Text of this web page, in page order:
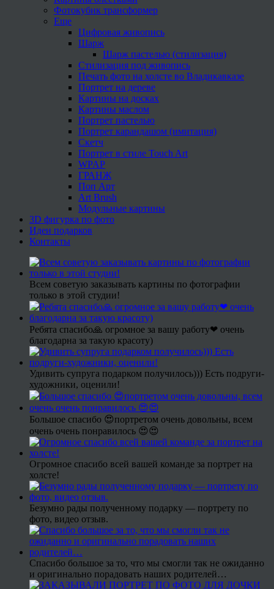
Фотокубик трансформер
Еще
Цифровая живопись
Шарж
Шарж пастелью (стилизация)
Стилизация под живопись
Печать фото на холсте во Владикавказе
Портрет на дереве
Картины на досках
Картины маслом
Портрет пастелью
Портрет карандашом (имитация)
Скетч
Портрет в стиле Touch Art
WPAP
ГРАНЖ
Поп Арт
Art Brush
Модульные картины
3D фигурка по фото
Идеи подарков
Контакты
Всем советую заказывать картины по фотографии
только в этой студии!
Ребята спасибо🙏 огромное за вашу работу❤ очень
благодарна за такую красоту)
Удивить супруга подарком получилось))) Есть подруги-
художники, оценили!
Большое спасибо 😍портретом очень довольны, всем
очень очень понравилось 😍😍
Огромное спасибо всей вашей команде за портрет на
холсте!
Безумно рады полученному подарку — портрету по
фото, видео отзыв.
Спасибо большое за то, что мы смогли так не ожиданно
и оригинально порадовать наших родителей…